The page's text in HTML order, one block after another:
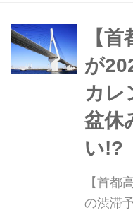
【
が
カレ
盆休
い!?
【首都
の渋滞